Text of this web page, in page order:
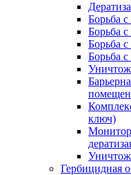
Борьба
Борьба
Борьба
Борьба
ключ)
Гербицидная